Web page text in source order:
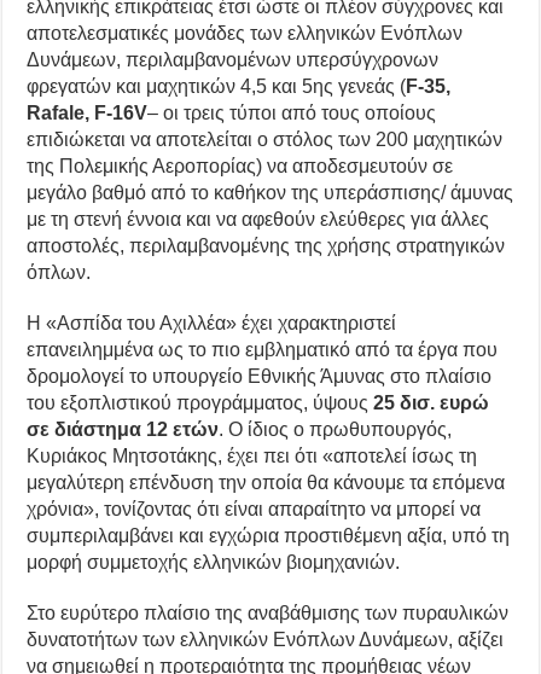
ελληνικής επικράτειας έτσι ώστε οι πλέον σύγχρονες και
αποτελεσματικές μονάδες των ελληνικών Ενόπλων
Δυνάμεων, περιλαμβανομένων υπερσύγχρονων
φρεγατών και μαχητικών 4,5 και 5ης γενεάς (F-35,
Rafale, F-16V– οι τρεις τύποι από τους οποίους
επιδιώκεται να αποτελείται ο στόλος των 200 μαχητικών
της Πολεμικής Αεροπορίας) να αποδεσμευτούν σε
μεγάλο βαθμό από το καθήκον της υπεράσπισης/ άμυνας
με τη στενή έννοια και να αφεθούν ελεύθερες για άλλες
αποστολές, περιλαμβανομένης της χρήσης στρατηγικών
όπλων.
Η «Ασπίδα του Αχιλλέα» έχει χαρακτηριστεί
επανειλημμένα ως το πιο εμβληματικό από τα έργα που
δρομολογεί το υπουργείο Εθνικής Άμυνας στο πλαίσιο
του εξοπλιστικού προγράμματος, ύψους25 δισ. ευρώ
σε διάστημα 12 ετών. Ο ίδιος ο πρωθυπουργός,
Κυριάκος Μητσοτάκης, έχει πει ότι «αποτελεί ίσως τη
μεγαλύτερη επένδυση την οποία θα κάνουμε τα επόμενα
χρόνια», τονίζοντας ότι είναι απαραίτητο να μπορεί να
συμπεριλαμβάνει και εγχώρια προστιθέμενη αξία, υπό τη
μορφή συμμετοχής ελληνικών βιομηχανιών.
Στο ευρύτερο πλαίσιο της αναβάθμισης των πυραυλικών
δυνατοτήτων των ελληνικών Ενόπλων Δυνάμεων, αξίζει
να σημειωθεί η προτεραιότητα της προμήθειας νέων